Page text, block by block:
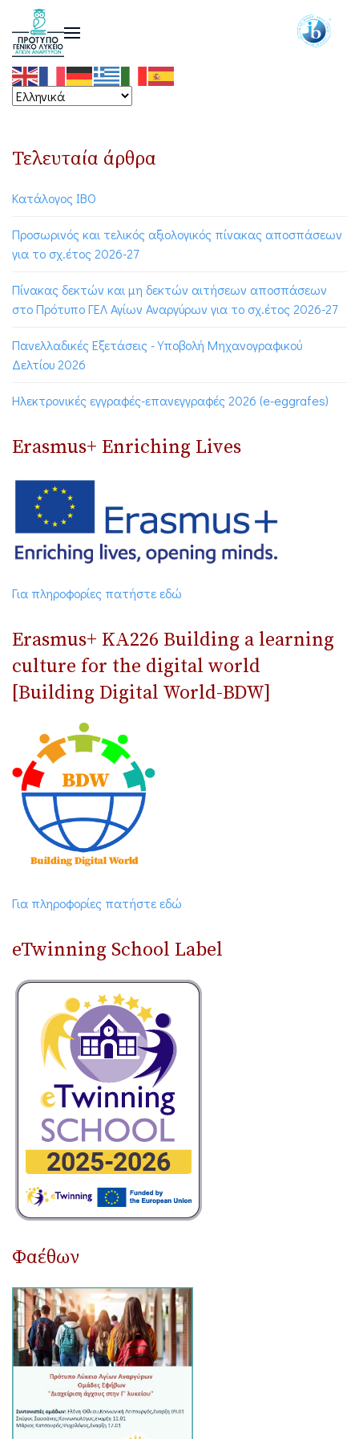
Τελευταία άρθρα
Κατάλογος ΙΒΟ
Προσωρινός και τελικός αξιολογικός πίνακας αποσπάσεων
για το σχ.έτος 2026-27
Πίνακας δεκτών και μη δεκτών αιτήσεων αποσπάσεων
στο Πρότυπο ΓΕΛ Αγίων Αναργύρων για το σχ.έτος 2026-27
Πανελλαδικές Εξετάσεις - Υποβολή Μηχανογραφικού
Δελτίου 2026
Ηλεκτρονικές εγγραφές-επανεγγραφές 2026 (e-eggrafes)
Erasmus+ Enriching Lives
Για πληροφορίες πατήστε εδώ
Erasmus+ ΚΑ226 Building a learning
culture for the digital world
[Building Digital World-BDW]
Για πληροφορίες πατήστε εδώ
eTwinning School Label
Φαέθων